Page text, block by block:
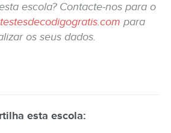
escola? Contacte-nos para o
para
os seus dados.
esta escola: